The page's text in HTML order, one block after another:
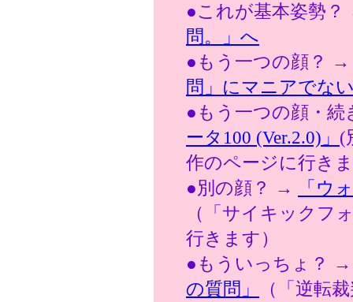
●これが基本姿勢
問。」へ
●もう一つの顔？
問」にマニアでな
●もう一つの顔・
ータ100 (Ver.2.0)」 (
作のページに行き
●別の顔？ →
「ウ
（「サイキックフ
行きます）
●もういっちょ？
の質問」
（「逆転